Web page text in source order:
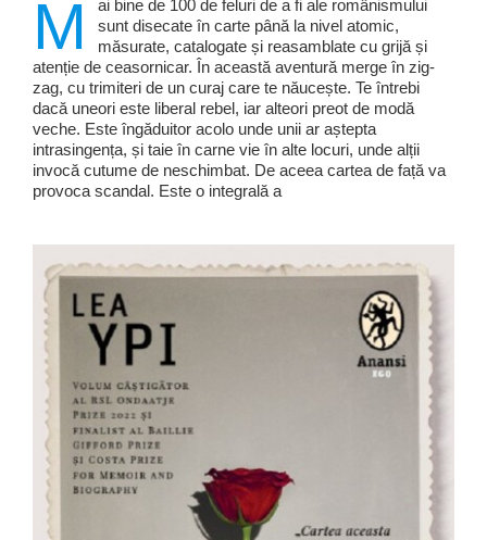
M
ai bine de 100 de feluri de a fi ale românismului
sunt disecate în carte până la nivel atomic,
măsurate, catalogate și reasamblate cu grijă și
atenție de ceasornicar. În această aventură merge în zig-
zag, cu trimiteri de un curaj care te năucește. Te întrebi
dacă uneori este liberal rebel, iar alteori preot de modă
veche. Este îngăduitor acolo unde unii ar aștepta
intrasingența, și taie în carne vie în alte locuri, unde alții
invocă cutume de neschimbat. De aceea cartea de față va
provoca scandal. Este o integrală a